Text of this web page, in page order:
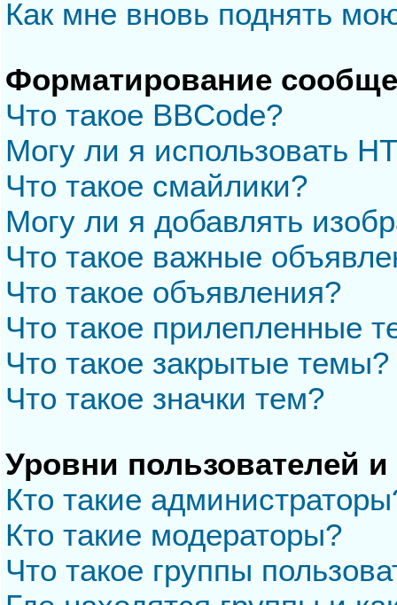
Как мне вновь поднять
Форматирование
Что такое BBCode?
Могу ли я использовать
Что такое смайлики?
Могу ли я добавлять
Что такое важные
Что такое объявления?
Что такое прилепленные
Что такое закрытые темы?
Что такое значки тем?
Уровни пользователей
Кто такие
Кто такие модераторы?
Что такое группы